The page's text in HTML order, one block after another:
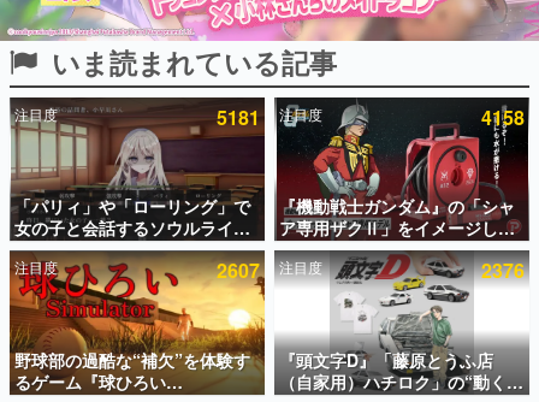
ピックアップ
電ファミのいま読まれている記事ランキング
アプリセール情報
インタビュー
連載・特集一覧
殿堂入り記事
SNS拡散数が数千以上！ ページビュー数万以上！ などな
ど。多くの人々に読まれた、電ファミ渾身の“殿堂入り”記
事をまとめました。
いま読まれている記事
注目度 5181
「パリィ」や「ローリング」で
女の子と会話するソウルライク
恋愛ゲーム『小早川さんはソウ
ルライク』無料公開。返事に失
敗すると「YOU DIED」
注目度 4158
『機動戦士ガンダム』の「シャ
ア専用ザクⅡ」をイメージした
散水ホースリールが予約開始。
本体にはシャアのパーソナルマ
ークやジオン公国軍のエンブレ
ム、型式番号などを配置
注目度 2607
野球部の過酷な“補欠”を体験す
るゲーム『球ひろい
注目度 2376
『頭文字D』「藤原とうふ店
（自家用）ハチロク」の“動くテ